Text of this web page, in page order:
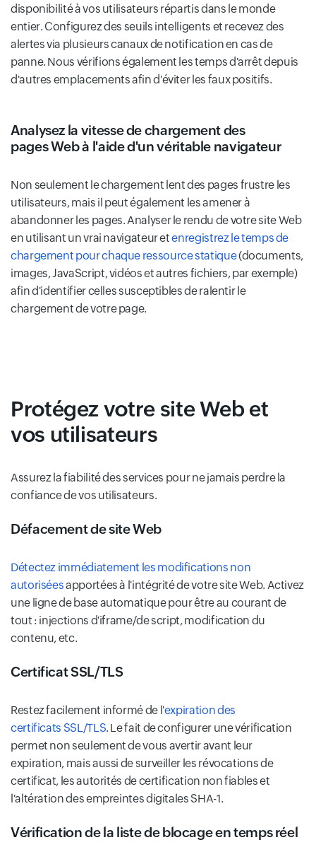
disponibilité à vos utilisateurs répartis dans le monde
entier. Configurez des seuils intelligents et recevez des
alertes via plusieurs canaux de notification en cas de
panne. Nous vérifions également les temps d'arrêt depuis
d'autres emplacements afin d'éviter les faux positifs.
Analysez la vitesse de chargement des
pages Web à l'aide d'un véritable navigateur
Non seulement le chargement lent des pages frustre les
utilisateurs, mais il peut également les amener à
abandonner les pages. Analyser le rendu de votre site Web
en utilisant un vrai navigateur etenregistrez le temps de
chargement pour chaque ressource statique(documents,
images, JavaScript, vidéos et autres fichiers, par exemple)
afin d'identifier celles susceptibles de ralentir le
chargement de votre page.
Protégez votre site Web et
vos utilisateurs
Assurez la fiabilité des services pour ne jamais perdre la
confiance de vos utilisateurs.
Défacement de site Web
Détectez immédiatement les modifications non
autoriséesapportées à l'intégrité de votre site Web. Activez
une ligne de base automatique pour être au courant de
tout : injections d'iframe/de script, modification du
contenu, etc.
Certificat SSL/TLS
Restez facilement informé de l'expiration des
certificats SSL/TLS. Le fait de configurer une vérification
permet non seulement de vous avertir avant leur
expiration, mais aussi de surveiller les révocations de
certificat, les autorités de certification non fiables et
l'altération des empreintes digitales SHA-1.
Vérification de la liste de blocage en temps réel